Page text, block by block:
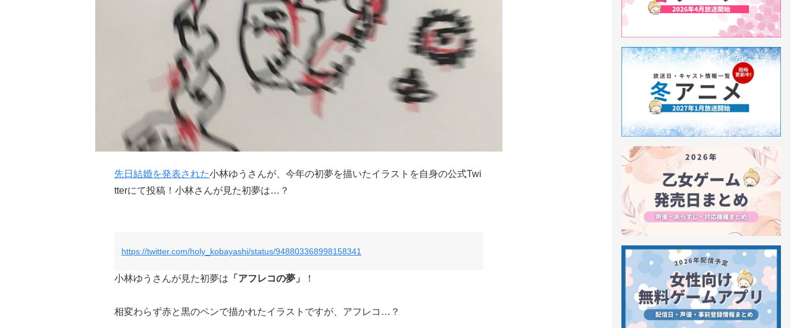
先日結婚を発表された小林ゆうさんが、今年の初夢を描いたイラストを自身の公式Twi
tterにて投稿！小林さんが見た初夢は…？
https://twitter.com/holy_kobayashi/status/948803368998158341
小林ゆうさんが見た初夢は 「アフレコの夢」 ！
相変わらず赤と黒のペンで描かれたイラストですが、アフレコ…？